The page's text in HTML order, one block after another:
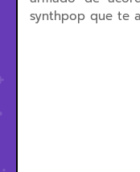
synthpop que te